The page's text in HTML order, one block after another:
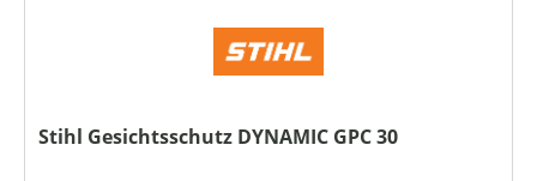
Stihl Gesichtsschutz DYNAMIC GPC 30